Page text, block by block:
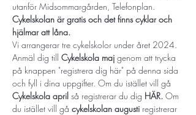
utanför Midsommargården, Telefonplan.
Cykelskolan är gratis och det finns cyklar och
hjälmar att låna.
Vi arrangerar tre cykelskolor under året 2024.
Anmäl dig till Cykelskola maj genom att trycka
på knappen "registrera dig här" på denna sida
och fyll i dina uppgifter. Om du istället vill gå
Cykelskola april så registrerar du dig HÄR. Om
du istället vill gå cykelskolan augusti registrerar